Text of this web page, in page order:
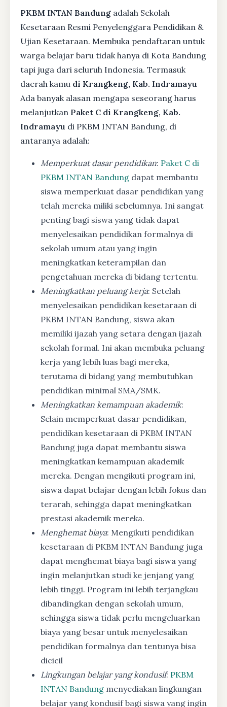
PKBM INTAN Bandung adalah Sekolah
Kesetaraan Resmi Penyelenggara Pendidikan &
Ujian Kesetaraan. Membuka pendaftaran untuk
warga belajar baru tidak hanya di Kota Bandung
tapi juga dari seluruh Indonesia. Termasuk
daerah kamu di Krangkeng, Kab. Indramayu
Ada banyak alasan mengapa seseorang harus
melanjutkan Paket C di Krangkeng, Kab.
Indramayu di PKBM INTAN Bandung, di
antaranya adalah:
Memperkuat dasar pendidikan: Paket C di
PKBM INTAN Bandung dapat membantu
siswa memperkuat dasar pendidikan yang
telah mereka miliki sebelumnya. Ini sangat
penting bagi siswa yang tidak dapat
menyelesaikan pendidikan formalnya di
sekolah umum atau yang ingin
meningkatkan keterampilan dan
pengetahuan mereka di bidang tertentu.
Meningkatkan peluang kerja: Setelah
menyelesaikan pendidikan kesetaraan di
PKBM INTAN Bandung, siswa akan
memiliki ijazah yang setara dengan ijazah
sekolah formal. Ini akan membuka peluang
kerja yang lebih luas bagi mereka,
terutama di bidang yang membutuhkan
pendidikan minimal SMA/SMK.
Meningkatkan kemampuan akademik:
Selain memperkuat dasar pendidikan,
pendidikan kesetaraan di PKBM INTAN
Bandung juga dapat membantu siswa
meningkatkan kemampuan akademik
mereka. Dengan mengikuti program ini,
siswa dapat belajar dengan lebih fokus dan
terarah, sehingga dapat meningkatkan
prestasi akademik mereka.
Menghemat biaya: Mengikuti pendidikan
kesetaraan di PKBM INTAN Bandung juga
dapat menghemat biaya bagi siswa yang
ingin melanjutkan studi ke jenjang yang
lebih tinggi. Program ini lebih terjangkau
dibandingkan dengan sekolah umum,
sehingga siswa tidak perlu mengeluarkan
biaya yang besar untuk menyelesaikan
pendidikan formalnya dan tentunya bisa
dicicil
Lingkungan belajar yang kondusif: PKBM
INTAN Bandung menyediakan lingkungan
belajar yang kondusif bagi siswa yang ingin